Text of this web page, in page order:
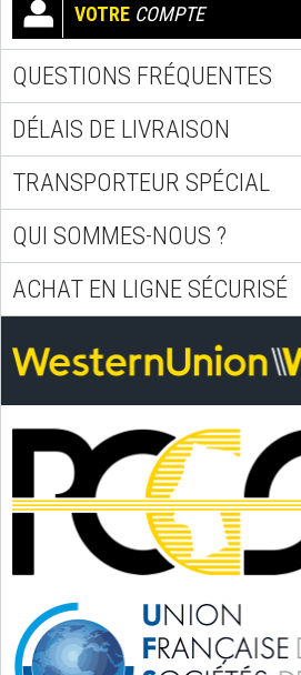
VOTRE COMPTE
QUESTIONS FRÉQUENTES
DÉLAIS DE LIVRAISON
TRANSPORTEUR SPÉCIAL
QUI SOMMES-NOUS ?
ACHAT EN LIGNE SÉCURISÉ